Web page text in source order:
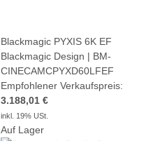
Blackmagic PYXIS 6K EF
Blackmagic Design | BM-
CINECAMCPYXD60LFEF
Empfohlener Verkaufspreis:
3.188,01 €
inkl. 19% USt.
Auf Lager